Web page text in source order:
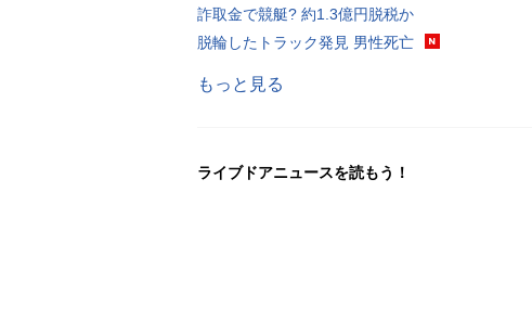
詐取金で競艇? 約1.3億円脱税か
脱輪したトラック発見 男性死亡
もっと見る
ライブドアニュースを読もう！